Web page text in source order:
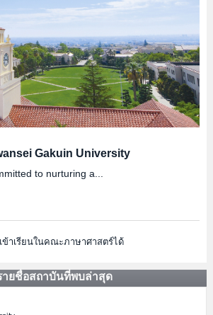
Gakuin University
to nurturing a...
าเรียนในคณะภาษาศาสตร์ได้
ายชื่อสถาบันที่พบล่าสุด